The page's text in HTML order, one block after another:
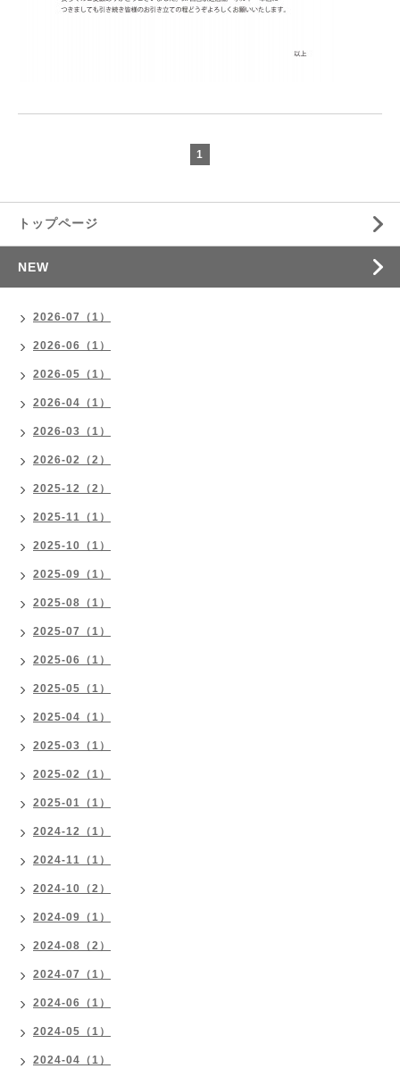
1
トップページ
NEW
2026-07（1）
2026-06（1）
2026-05（1）
2026-04（1）
2026-03（1）
2026-02（2）
2025-12（2）
2025-11（1）
2025-10（1）
2025-09（1）
2025-08（1）
2025-07（1）
2025-06（1）
2025-05（1）
2025-04（1）
2025-03（1）
2025-02（1）
2025-01（1）
2024-12（1）
2024-11（1）
2024-10（2）
2024-09（1）
2024-08（2）
2024-07（1）
2024-06（1）
2024-05（1）
2024-04（1）